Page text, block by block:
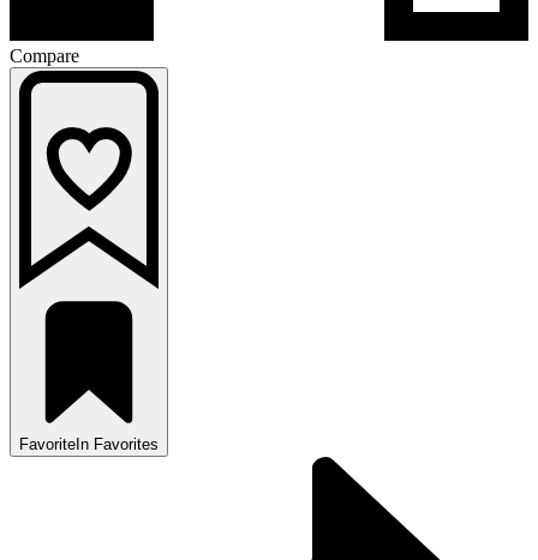
Compare
Favorite In Favorites